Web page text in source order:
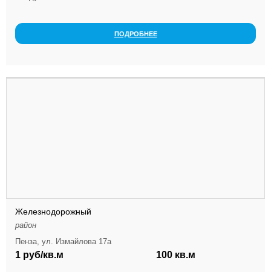
ПОДРОБНЕЕ
Железнодорожный
район
Пенза, ул. Измайлова 17а
1 руб/кв.м 100 кв.м